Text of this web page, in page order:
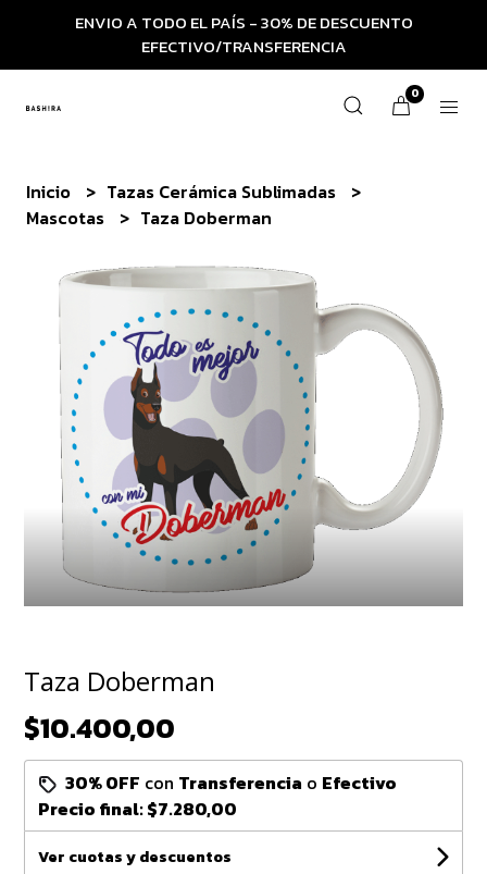
ENVIO A TODO EL PAÍS - 30% DE DESCUENTO
EFECTIVO/TRANSFERENCIA
0
Inicio
Tazas Cerámica Sublimadas
Mascotas
Taza Doberman
Taza Doberman
$10.400,00
30% OFF con Transferencia o Efectivo
Precio final:$7.280,00
Ver cuotas y descuentos